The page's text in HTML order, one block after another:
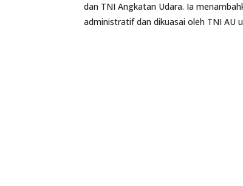
dan TNI Angkatan Udara. Ia
administratif dan dikuasai oleh TNI AU